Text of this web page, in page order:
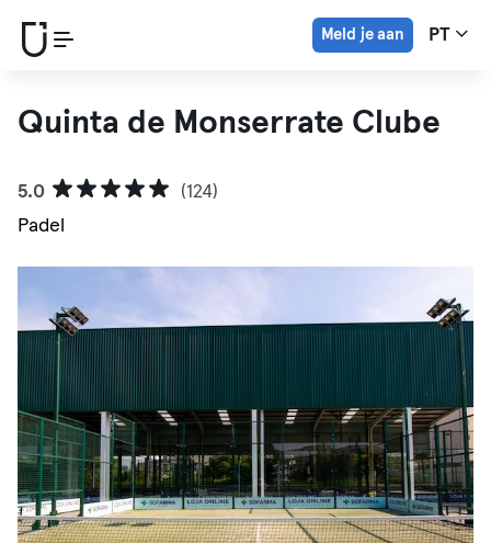
Meld je aan PT
Quinta de Monserrate Clube
5.0
(124)
Padel